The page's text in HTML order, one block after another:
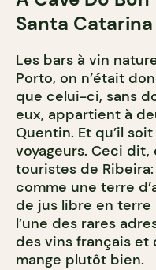
Santa
Les bars à vin
Porto, on n’était
que celui-ci, sans
eux, appartient à
Quentin. Et qu’il
voyageurs. Ceci
touristes de Ribeira:
comme une terre
de jus libre en terre
l’une des rares
des vins français et
mange plutôt bien.